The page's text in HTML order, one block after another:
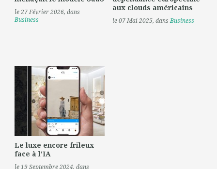
le 27 Février 2026, dans
Business
aux clouds américains
le 07 Mai 2025, dansBusiness
Le luxe encore frileux
face à l'IA
le 19 Septembre 2024, dans